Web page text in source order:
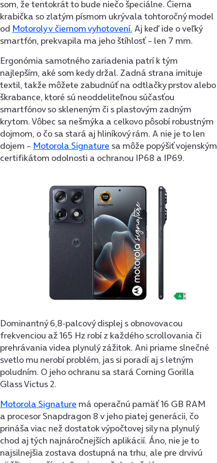
som, že tentokrát to bude niečo špeciálne. Čierna
krabička so zlatým písmom ukrývala tohtoročný model
od Motoroly v čiernom vyhotovení. Aj keď ide o veľký
smartfón, prekvapila ma jeho štíhlosť – len 7 mm.
Ergonómia samotného zariadenia patrí k tým
najlepším, aké som kedy držal. Zadná strana imituje
textil, takže môžete zabudnúť na odtlačky prstov alebo
škrabance, ktoré sú neoddeliteľnou súčasťou
smartfónov so skleneným či s plastovým zadným
krytom. Vôbec sa nešmýka a celkovo pôsobí robustným
dojmom, o čo sa stará aj hliníkový rám. A nie je to len
dojem – Motorola Signature sa môže popýšiť vojenským
certifikátom odolnosti a ochranou IP68 a IP69.
Dominantný 6,8-palcový displej s obnovovacou
frekvenciou až 165 Hz robí z každého scrollovania či
prehrávania videa plynulý zážitok. Ani priame slnečné
svetlo mu nerobí problém, jas si poradí aj s letným
poludním. O jeho ochranu sa stará Corning Gorilla
Glass Victus 2.
Motorola Signature má operačnú pamäť 16 GB RAM
a procesor Snapdragon 8 v jeho piatej generácii, čo
prináša viac než dostatok výpočtovej sily na plynulý
chod aj tých najnáročnejších aplikácií. Áno, nie je to
najsilnejšia zostava dostupná na trhu, ale pre drvivú